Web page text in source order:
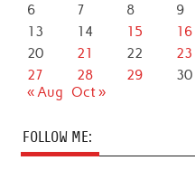
6
7 8 9
13
14 15 16
20
21 22 23
27
28 29
30
« Aug
Oct »
FOLLOW ME: